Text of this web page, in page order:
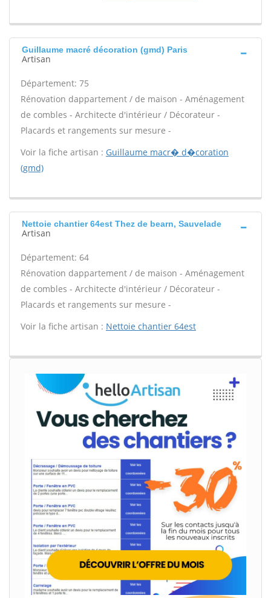
Guillaume macré décoration (gmd) Paris
Artisan
Département: 75
Rénovation dappartement / de maison - Aménagement
de combles - Architecte d'intérieur / Décorateur -
Placards et rangements sur mesure -
Voir la fiche artisan : Guillaume macr� d�coration
(gmd)
Nettoie chantier 64est Thez de bearn, Sauvelade
Artisan
Département: 64
Rénovation dappartement / de maison - Aménagement
de combles - Architecte d'intérieur / Décorateur -
Placards et rangements sur mesure -
Voir la fiche artisan : Nettoie chantier 64est